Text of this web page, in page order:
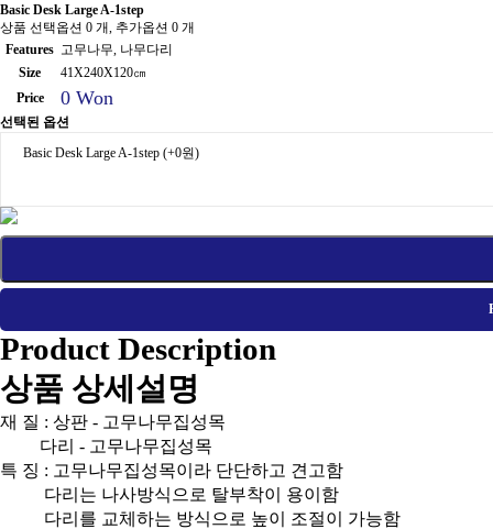
Basic Desk Large A-1step
상품 선택옵션 0 개, 추가옵션 0 개
Features 고무나무, 나무다리
Size
41X240X120㎝
Price
0 Won
선택된 옵션
Basic Desk Large A-1step (+0원)
Product Description
상품 상세설명
재 질 : 상판 - 고무나무집성목
다리 - 고무나무집성목
특 징 : 고무나무집성목이라 단단하고 견고함
다리는 나사방식으로 탈부착이 용이함
다리를 교체하는 방식으로 높이 조절이 가능함